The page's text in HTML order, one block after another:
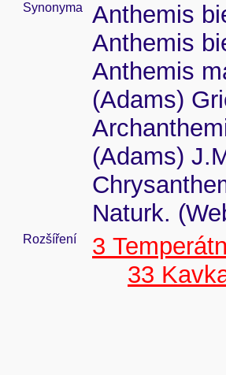
Synonyma
Anthemis
Anthemis
Anthemis
(Adams)
(Adams)
Naturk.
Rozšíření
3
33